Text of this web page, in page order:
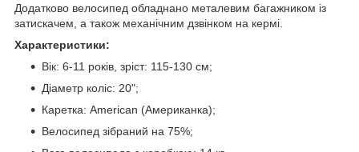
Додатково велосипед обладнано металевим багажником із
затискачем, а також механічним дзвінком на кермі.
Характеристики:
Вік: 6-11 років, зріст: 115-130 см;
Діаметр коліс: 20";
Каретка: American (Американка);
Велосипед зібраний на 75%;